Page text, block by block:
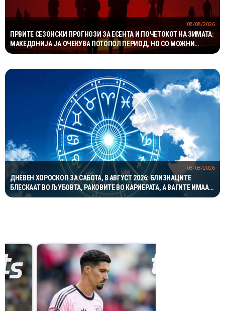
ПРВИТЕ СЕЗОНСКИ ПРОГНОЗИ ЗА ЕСЕНТА И ПОЧЕТОКОТ НА ЗИМАТА:
МАКЕДОНИЈА ЈА ОЧЕКУВА ПОТОПОЛ ПЕРИОД, НО СО МОЖНИ
НАГЛИ ВРЕМЕНСКИ ПРЕСВРТИ
08/08/2026
ДНЕВЕН ХОРОСКОП ЗА САБОТА, 8 АВГУСТ 2026: БЛИЗНАЦИТЕ
БЛЕСКААТ ВО ЉУБОВТА, РАКОВИТЕ ВО КАРИЕРАТА, А ВАГИТЕ ИМААТ
ОДЛИЧЕН ДЕН ЗА ХАРМОНИЈА
08/08/2026